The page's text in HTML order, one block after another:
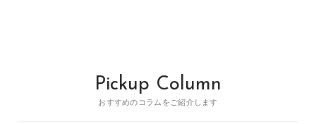
Pickup Column
おすすめのコラムをご紹介します